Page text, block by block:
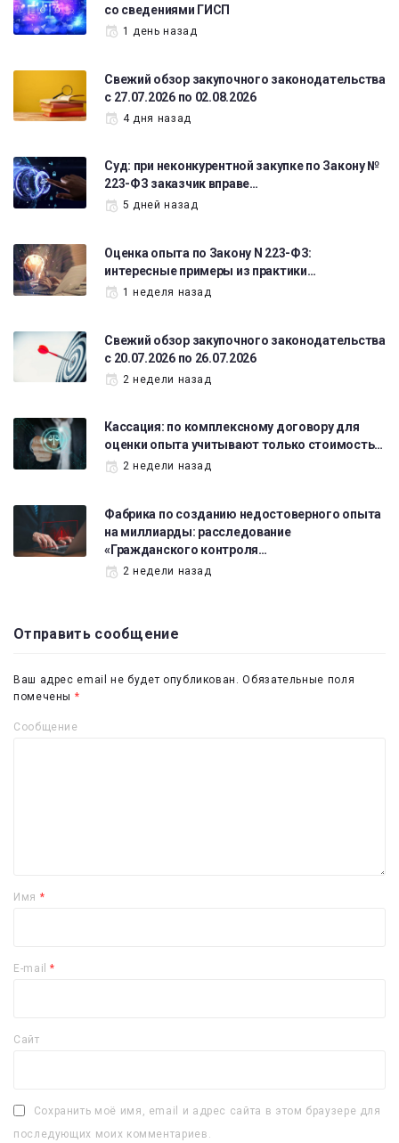
со сведениями ГИСП
1 день назад
Свежий обзор закупочного законодательства
с 27.07.2026 по 02.08.2026
4 дня назад
Суд: при неконкурентной закупке по Закону №
223-ФЗ заказчик вправе…
5 дней назад
Оценка опыта по Закону N 223-ФЗ:
интересные примеры из практики…
1 неделя назад
Свежий обзор закупочного законодательства
с 20.07.2026 по 26.07.2026
2 недели назад
Кассация: по комплексному договору для
оценки опыта учитывают только стоимость…
2 недели назад
Фабрика по созданию недостоверного опыта
на миллиарды: расследование
«Гражданского контроля…
2 недели назад
Отправить сообщение
Ваш адрес email не будет опубликован. Обязательные поля
помечены *
Сообщение
Имя *
E-mail*
Сайт
Сохранить моё имя, email и адрес сайта в этом браузере для
последующих моих комментариев.